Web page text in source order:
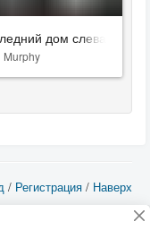
дом слева
Murphy
/ Регистрация / Наверх